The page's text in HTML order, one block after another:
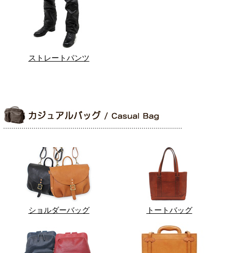
ストレートパンツ
ショルダーバッグ トートバッグ